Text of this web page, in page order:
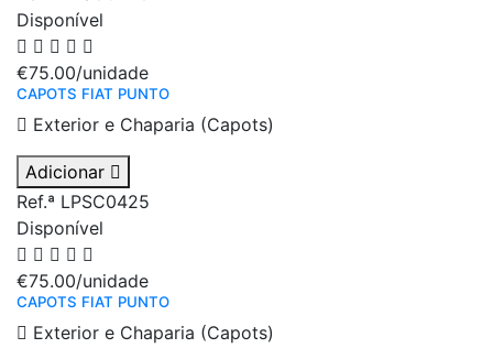
Disponível
€75.00/unidade
CAPOTS FIAT PUNTO
Exterior e Chaparia (Capots)
Adicionar
Ref.ª LPSC0425
Disponível
€75.00/unidade
CAPOTS FIAT PUNTO
Exterior e Chaparia (Capots)